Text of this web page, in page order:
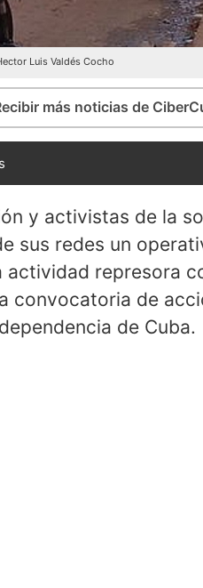
Luis Valdés Cocho
más noticias de
y activistas de la
sus redes un
actividad represora
convocatoria de
de Cuba.